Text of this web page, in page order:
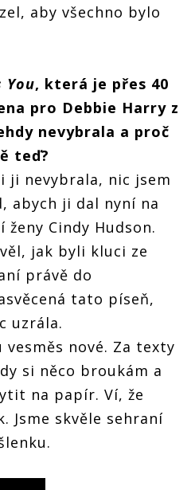
aby všechno bylo
You, která je přes 40
pro Debbie Harry z
nevybrala a proč
teď?
ji nevybrala, nic jsem
abych ji dal nyní na
Cindy Hudson.
jak byli kluci ze
právě do
tato píseň,
uzrála.
nové. Za texty
si něco broukám a
na papír. Ví, že
Jsme skvěle sehraní